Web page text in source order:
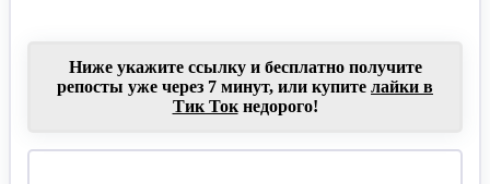
Ниже укажите ссылку и бесплатно получите
репосты уже через 7 минут, или купите лайки в
Тик Токнедорого!